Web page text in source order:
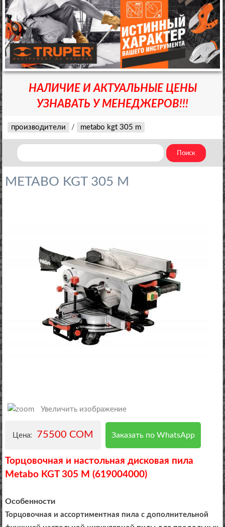
НАЛИЧИЕ И АКТУАЛЬНЫЕ ЦЕНЫ
УЗНАВАТЬ У МЕНЕДЖЕРОВ!!!
производители / metabo kgt 305 m
METABO KGT 305 M
Увеличить изображение
Цена: 75500 COM Заказать по WhatsApp
Торцовочная и настольная дисковая пила
Metabo KGT 305 M (619004000)
Особенности
Торцовочная и ассортиментная пила с дополнительной